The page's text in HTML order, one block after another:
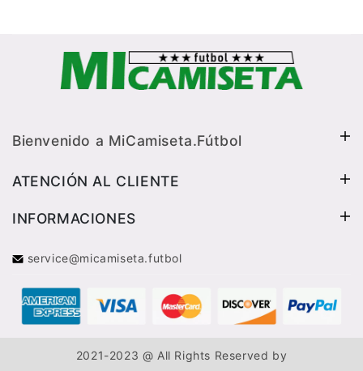
Bienvenido a MiCamiseta.Fútbol
ATENCIÓN AL CLIENTE
INFORMACIONES
service@micamiseta.futbol
2021-2023 @ All Rights Reserved by